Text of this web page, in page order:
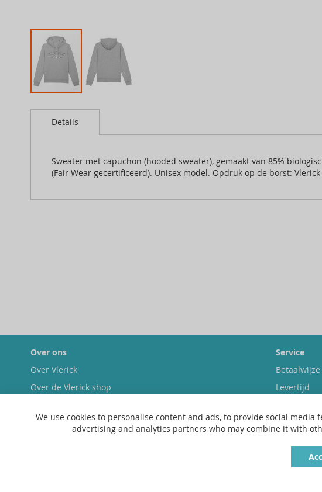
to
images
Details
Sweater met capuchon (hooded sweater), gemaakt van 85%
(Fair Wear gecertificeerd). Unisex model. Opdruk op de borst: Vlerick
Over ons
Over Vlerick
Over de Vlerick shop
Service
Betaalwijze
Levertijd
Ruilen &
We use cookies to personalise content and ads, to provide social
advertising and analytics partners who may combine it with